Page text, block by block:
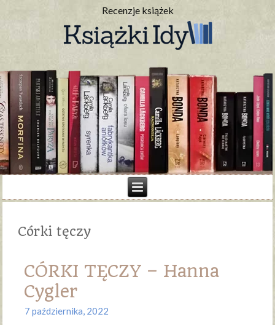
Recenzje książek
Córki tęczy
CÓRKI TĘCZY – Hanna
Cygler
7 października, 2022